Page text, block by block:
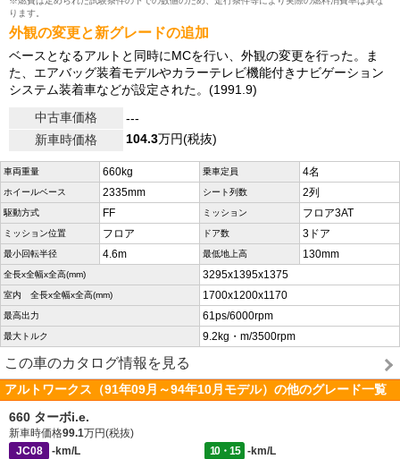
ります。
外観の変更と新グレードの追加
ベースとなるアルトと同時にMCを行い、外観の変更を行った。ま
た、エアバッグ装着モデルやカラーテレビ機能付きナビゲーション
システム装着車などが設定された。(1991.9)
中古車価格
---
新車時価格
104.3万円(税抜)
車両重量 660kg 乗車定員 4名
ホイールベース 2335mm シート列数 2列
駆動方式 FF ミッション フロア3AT
ミッション位置 フロア ドア数 3ドア
最小回転半径 4.6m 最低地上高 130mm
全長x全幅x全高(mm) 3295x1395x1375
室内 全長x全幅x全高(mm) 1700x1200x1170
最高出力 61ps/6000rpm
最大トルク 9.2kg・m/3500rpm
この車のカタログ情報を見る
アルトワークス（91年09月～94年10月モデル）の他のグレード一覧
660 ターボi.e.
新車時価格99.1万円(税抜)
JC08
-km/L 10・15
-km/L